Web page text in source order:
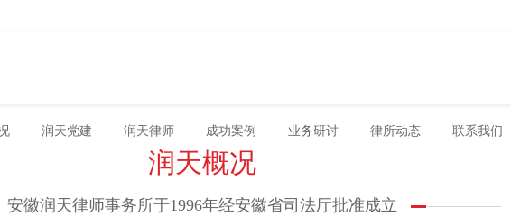
润天党建 润天律师 成功案例 业务研讨 律所动态 联系我们
润天概况
安徽润天律师事务所于1996年经安徽省司法厅批准成立